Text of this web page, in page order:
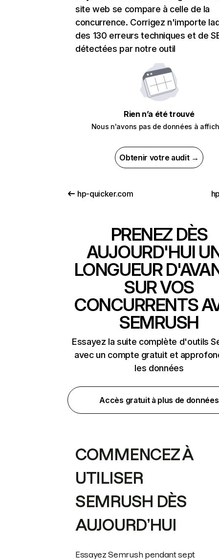
site web se compare à celle de la
concurrence. Corrigez n'importe
des 130 erreurs techniques et de
détectées par notre outil
Rien n’a été trouvé
Nous n'avons pas de données à
Obtenir votre audit →
hp-quicker.com
PRENEZ DÈS
AUJOURD'HUI
LONGUEUR
SUR VOS
CONCURRENTS
SEMRUSH
Essayez la suite complète d'outils
avec un compte gratuit et
les données
Accès gratuit à plus de données
COMMENCEZ À
UTILISER
SEMRUSH DÈS
AUJOURD’HUI
Essayez Semrush pendant sept